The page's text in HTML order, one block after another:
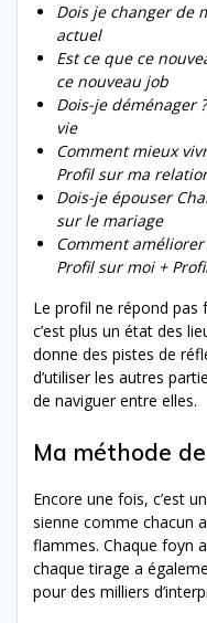
Dois je changer de
actuel
Est ce que ce
ce nouveau job
Dois-je déménager
vie
Comment mieux
Profil sur ma
Dois-je épouser
sur le mariage
Comment
Profil sur moi +
Le profil ne répond
c’est plus un état des
donne des pistes de
d’utiliser les autres
de naviguer entre elles.
Ma méthode
Encore une fois, c’est
sienne comme chacun
flammes. Chaque foyn
chaque tirage a
pour des milliers